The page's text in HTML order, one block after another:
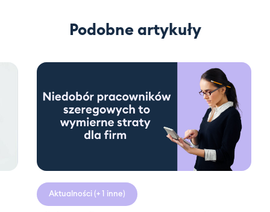
Podobne artykuły
Aktualności(+ 1 inne)